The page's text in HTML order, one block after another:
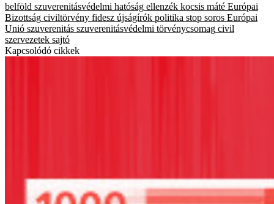
belföld szuverenitásvédelmi hatóság ellenzék kocsis máté Európai
Bizottság civiltörvény fidesz újságírók politika stop soros Európai
Unió szuverenitás szuverenitásvédelmi törvénycsomag civil
szervezetek sajtó
Kapcsolódó cikkek